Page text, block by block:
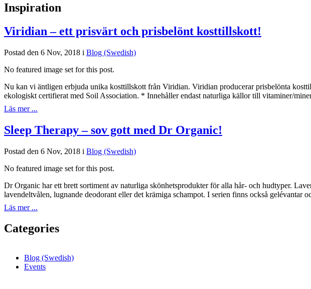
Inspiration
Viridian – ett prisvärt och prisbelönt kosttillskott!
Postad den 6 Nov, 2018 i Blog (Swedish)
No featured image set for this post.
Nu kan vi äntligen erbjuda unika kosttillskott från Viridian. Viridian producerar prisbelönta
ekologiskt certifierat med Soil Association. * Innehåller endast naturliga källor till vitaminer/
Läs mer ...
Sleep Therapy – sov gott med Dr Organic!
Postad den 6 Nov, 2018 i Blog (Swedish)
No featured image set for this post.
Dr Organic har ett brett sortiment av naturliga skönhetsprodukter för alla hår- och hudtyper.
lavendeltvålen, lugnande deodorant eller det krämiga schampot. I serien finns också
Läs mer ...
Categories
Blog (Swedish)
Events